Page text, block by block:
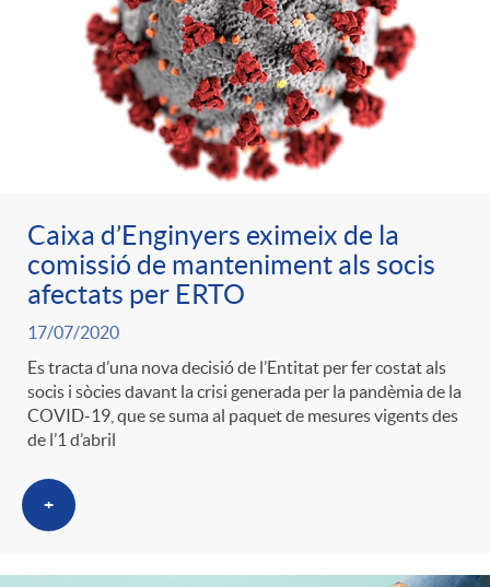
Caixa d’Enginyers eximeix de la
comissió de manteniment als socis
afectats per ERTO
17/07/2020
Es tracta d’una nova decisió de l’Entitat per fer costat als
socis i sòcies davant la crisi generada per la pandèmia de la
COVID-19, que se suma al paquet de mesures vigents des
de l’1 d’abril
+